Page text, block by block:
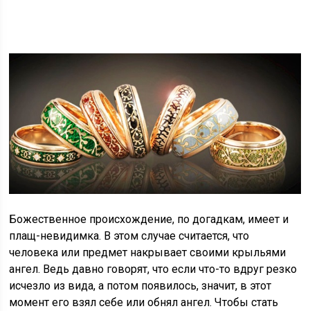
Божественное происхождение, по догадкам, имеет и
плащ-невидимка. В этом случае считается, что
человека или предмет накрывает своими крыльями
ангел. Ведь давно говорят, что если что-то вдруг резко
исчезло из вида, а потом появилось, значит, в этот
момент его взял себе или обнял ангел. Чтобы стать